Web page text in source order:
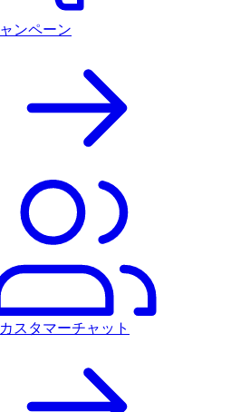
ンペーン
スタマーチャット